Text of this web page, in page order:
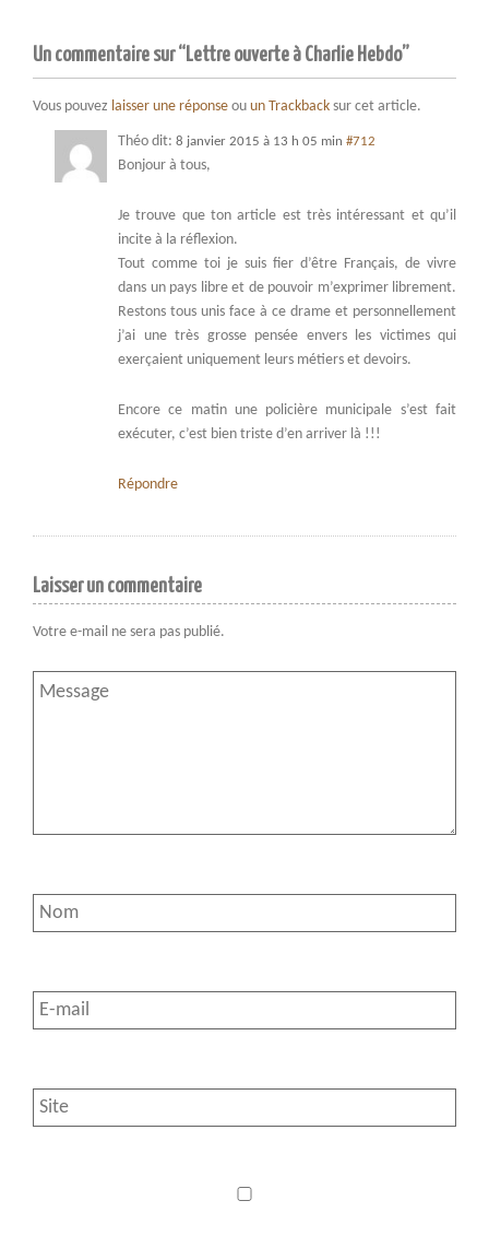
Un commentaire sur “Lettre ouverte à Charlie Hebdo”
Vous pouvez laisser une réponse ou un Trackback sur cet article.
Théo dit: 8 janvier 2015 à 13 h 05 min #712
Bonjour à tous,
Je trouve que ton article est très intéressant et qu’il
incite à la réflexion.
Tout comme toi je suis fier d’être Français, de vivre
dans un pays libre et de pouvoir m’exprimer librement.
Restons tous unis face à ce drame et personnellement
j’ai une très grosse pensée envers les victimes qui
exerçaient uniquement leurs métiers et devoirs.
Encore ce matin une policière municipale s’est fait
exécuter, c’est bien triste d’en arriver là !!!
Répondre
Laisser un commentaire
Votre e-mail ne sera pas publié.